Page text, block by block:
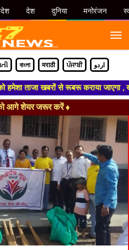
বাংলা मराठी ਪੰਜਾਬੀ اردو
ताजा खबरों से रूबरू कराया जाएगा ,
आगे शेयर जरूर करें ♦
देश दुनिया मनोरंजन